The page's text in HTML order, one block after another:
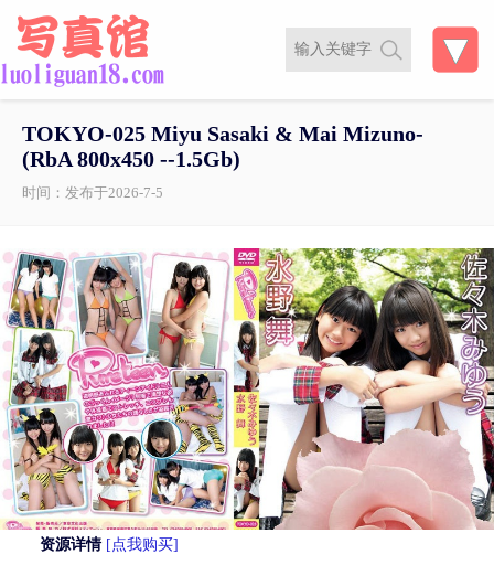
TOKYO-025 Miyu Sasaki & Mai Mizuno-
(RbA 800x450 --1.5Gb)
时间：发布于2026-7-5
资源详情 [点我购买]